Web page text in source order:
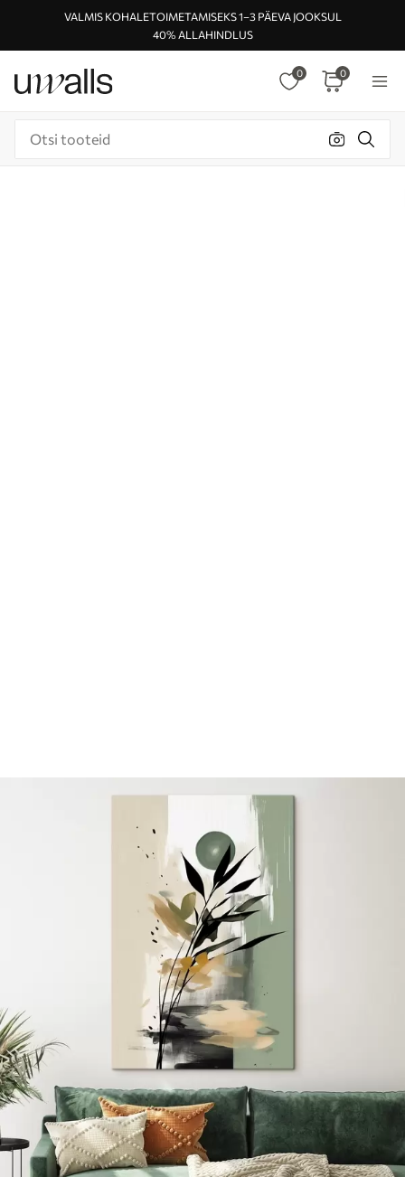
VALMIS KOHALETOIMETAMISEKS 1–3 PÄEVA JOOKSUL
40% ALLAHINDLUS
0 0